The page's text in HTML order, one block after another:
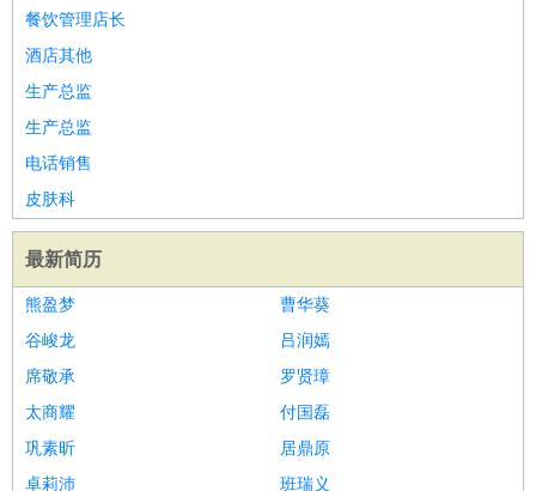
餐饮管理店长
酒店其他
生产总监
生产总监
电话销售
皮肤科
最新简历
熊盈梦
曹华葵
谷峻龙
吕润嫣
席敬承
罗贤璋
太商耀
付国磊
巩素昕
居鼎原
卓莉沛
班瑞义